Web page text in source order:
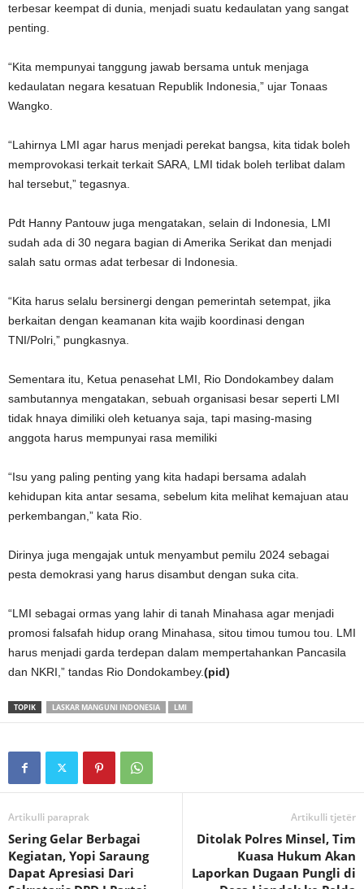
terbesar keempat di dunia, menjadi suatu kedaulatan yang sangat
penting.
“Kita mempunyai tanggung jawab bersama untuk menjaga
kedaulatan negara kesatuan Republik Indonesia,” ujar Tonaas
Wangko.
“Lahirnya LMI agar harus menjadi perekat bangsa, kita tidak boleh
memprovokasi terkait terkait SARA, LMI tidak boleh terlibat dalam
hal tersebut,” tegasnya.
Pdt Hanny Pantouw juga mengatakan, selain di Indonesia, LMI
sudah ada di 30 negara bagian di Amerika Serikat dan menjadi
salah satu ormas adat terbesar di Indonesia.
“Kita harus selalu bersinergi dengan pemerintah setempat, jika
berkaitan dengan keamanan kita wajib koordinasi dengan
TNI/Polri,” pungkasnya.
Sementara itu, Ketua penasehat LMI, Rio Dondokambey dalam
sambutannya mengatakan, sebuah organisasi besar seperti LMI
tidak hnaya dimiliki oleh ketuanya saja, tapi masing-masing
anggota harus mempunyai rasa memiliki
“Isu yang paling penting yang kita hadapi bersama adalah
kehidupan kita antar sesama, sebelum kita melihat kemajuan atau
perkembangan,” kata Rio.
Dirinya juga mengajak untuk menyambut pemilu 2024 sebagai
pesta demokrasi yang harus disambut dengan suka cita.
“LMI sebagai ormas yang lahir di tanah Minahasa agar menjadi
promosi falsafah hidup orang Minahasa, sitou timou tumou tou. LMI
harus menjadi garda terdepan dalam mempertahankan Pancasila
dan NKRI,” tandas Rio Dondokambey.(pid)
TOPIK LASKAR MANGUNI INDONESIA LMI
Artikulli paraprak
Sering Gelar Berbagai
Kegiatan, Yopi Saraung
Dapat Apresiasi Dari
Artikulli tjetër
Ditolak Polres Minsel, Tim
Kuasa Hukum Akan
Laporkan Dugaan Pungli di